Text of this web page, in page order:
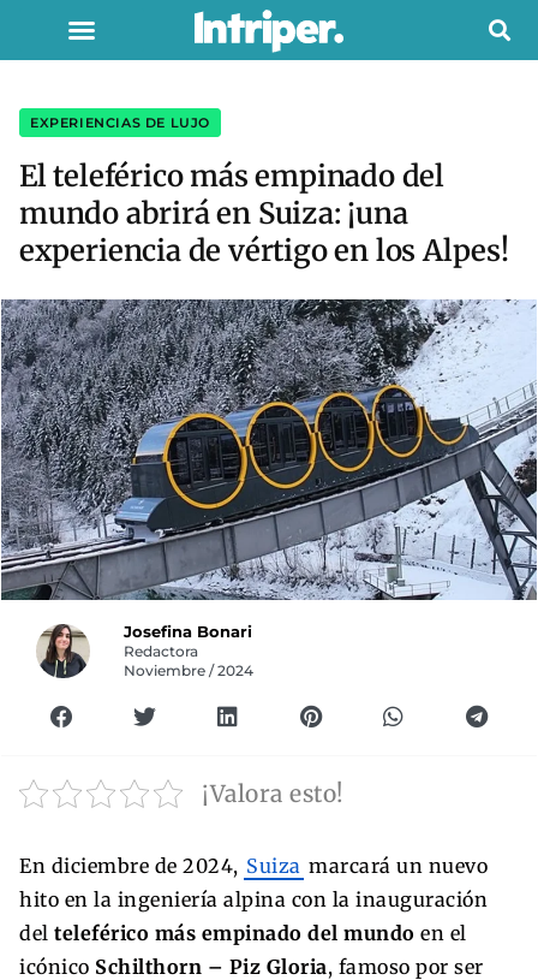
EXPERIENCIAS DE LUJO
El teleférico más empinado del
mundo abrirá en Suiza: ¡una
experiencia de vértigo en los Alpes!
Josefina Bonari
Redactora
Noviembre / 2024
¡Valora esto!
En diciembre de 2024, Suiza marcará un nuevo
hito en la ingeniería alpina con la inauguración
del teleférico más empinado del mundo en el
icónico Schilthorn – Piz Gloria, famoso por ser